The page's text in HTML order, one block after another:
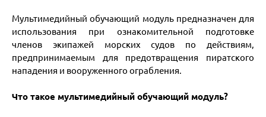
Мультимедийный обучающий модуль предназначен для
использования при ознакомительной подготовке
членов экипажей морских судов по действиям,
предпринимаемым для предотвращения пиратского
нападения и вооруженного ограбления.
Что такое мультимедийный обучающий модуль?